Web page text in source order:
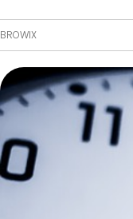
BROWIX